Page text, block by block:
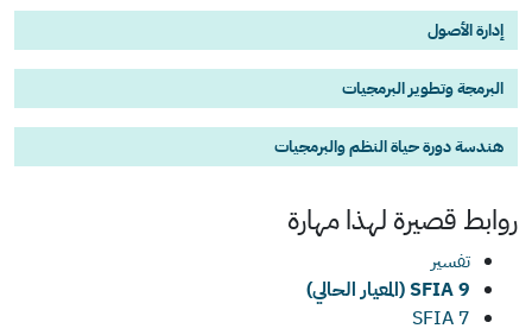
إدارة الأصول
البرمجة وتطوير البرمجيات
هندسة دورة حياة النظم والبرمجيات
روابط قصيرة لهذامهارة
تفسير
SFIA 9 (المعيار الحالي)
SFIA 7